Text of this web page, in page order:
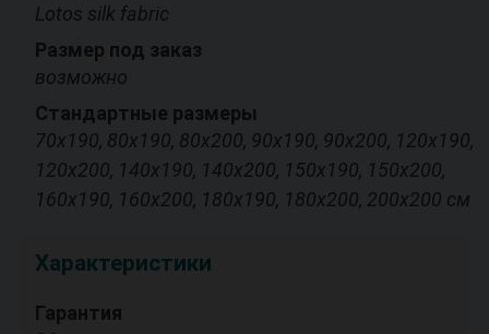
Lotos silk fabric
Размер под заказ
возможно
Стандартные размеры
70х190, 80х190, 80х200, 90х190, 90х200, 120х190,
120х200, 140х190, 140х200, 150х190, 150х200,
160х190, 160х200, 180х190, 180х200, 200х200 см
Характеристики
Гарантия